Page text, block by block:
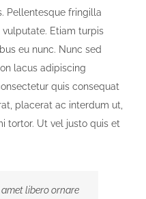
Pellentesque fringilla
Etiam turpis
eu nunc. Nunc sed
lacus adipiscing
quis consequat
placerat ac interdum ut,
tortor. Ut vel justo quis et
libero ornare